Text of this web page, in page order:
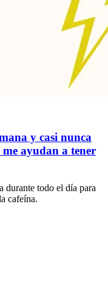
y casi nunca
me ayudan a tener
durante todo el día para
cafeína.